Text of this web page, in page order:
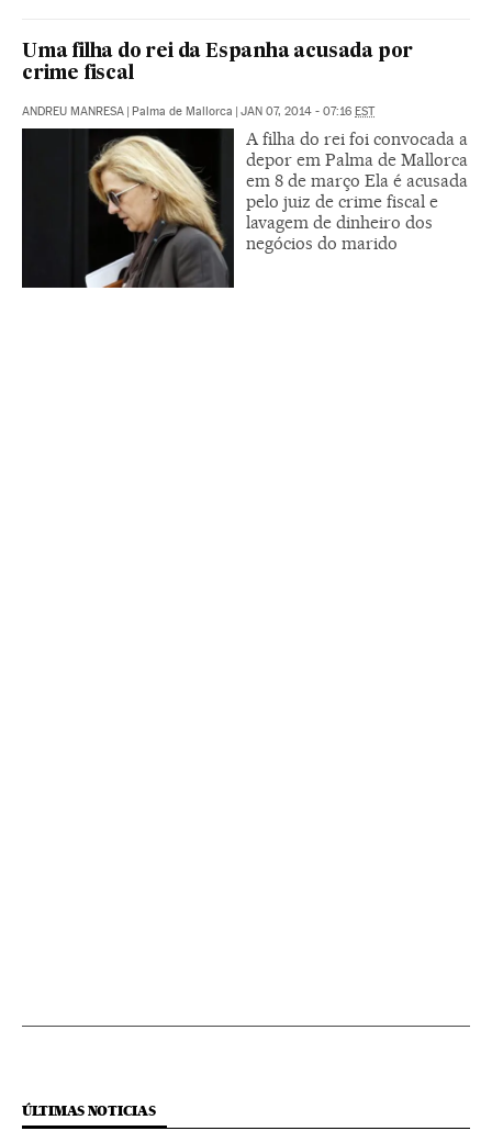
Uma filha do rei da Espanha acusada por
crime fiscal
ANDREU MANRESA | Palma de Mallorca | JAN 07, 2014 - 07:16 EST
A filha do rei foi convocada a
depor em Palma de Mallorca
em 8 de março Ela é acusada
pelo juiz de crime fiscal e
lavagem de dinheiro dos
negócios do marido
ÚLTIMAS NOTICIAS